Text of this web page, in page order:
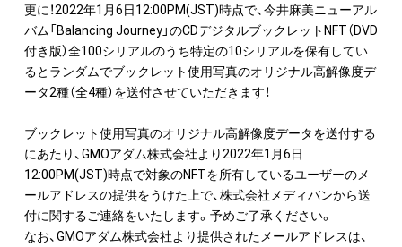
更に！2022年1月6日12:00PM(JST)時点で、今井麻美ニューアル
バム「Balancing Journey」のCDデジタルブックレットNFT（DVD
付き版）全100シリアルのうち特定の10シリアルを保有してい
るとランダムでブックレット使用写真のオリジナル高解像度デ
ータ2種（全4種）を送付させていただきます！
ブックレット使用写真のオリジナル高解像度データを送付する
にあたり、GMOアダム株式会社より2022年1月6日
12:00PM(JST)時点で対象のNFTを所有しているユーザーのメ
ールアドレスの提供をうけた上で、株式会社メディバンから送
付に関するご連絡をいたします。予めご了承ください。
なお、GMOアダム株式会社より提供されたメールアドレスは、